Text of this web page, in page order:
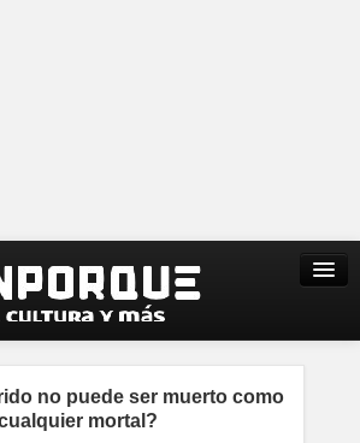
no puede ser muerto como
mortal?